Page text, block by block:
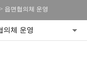
읍면협의체 운영
의체 운영